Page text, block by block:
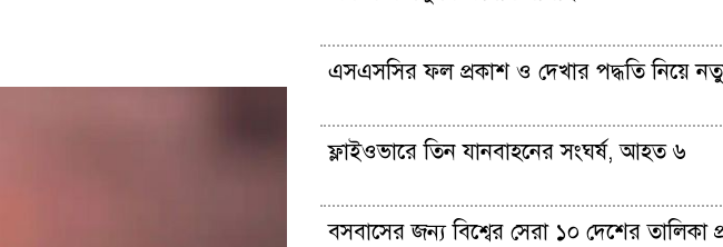
এসএসসির ফল প্রকাশ ও দেখার পদ্ধতি নিয়ে নতুন
ফ্লাইওভারে তিন যানবাহনের সংঘর্ষ, আহত ৬
বসবাসের জন্য বিশ্বের সেরা ১০ দেশের তালিকা